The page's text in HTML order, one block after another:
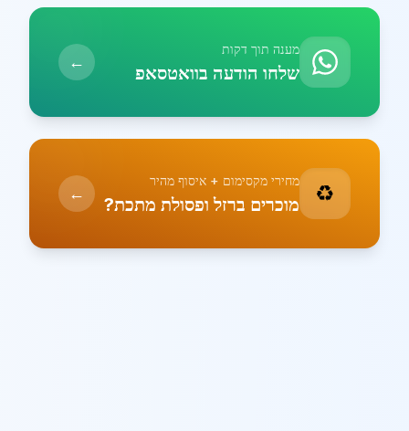
מענה תוך דקות
שלחו הודעה בוואטסאפ ←
♻️ מחירי מקסימום + איסוף מהיר
מוכרים ברזל ופסולת מתכת? ←